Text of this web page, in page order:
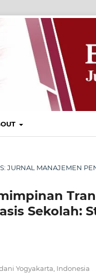
JURNAL MANAJEMEN
Sekolah:
Yogyakarta, Indonesia